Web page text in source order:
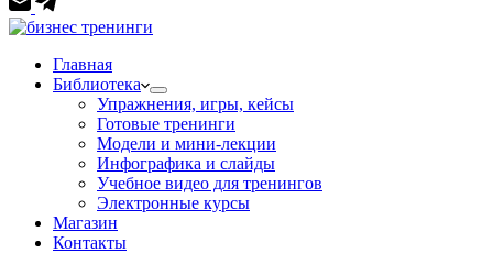
Главная
Библиотека
Упражнения, игры, кейсы
Готовые тренинги
Модели и мини-лекции
Инфографика и слайды
Учебное видео для тренингов
Электронные курсы
Магазин
Контакты